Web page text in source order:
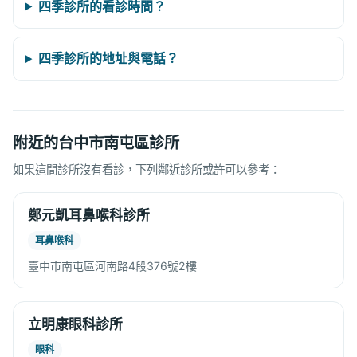
四季診所的看診時間？
四季診所的地址與電話？
附近的台中市南屯區診所
如果這間診所沒有看診，下列鄰近診所或許可以參考：
鄭元凱耳鼻喉科診所
耳鼻喉科
臺中市南屯區河南路4段376號2樓
立明康眼科診所
眼科